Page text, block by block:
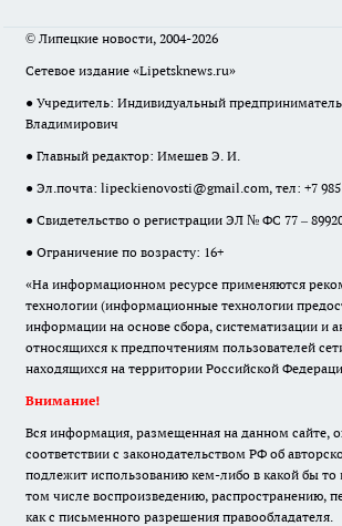
© Липецкие новости, 2004-2026
Сетевое издание «Lipetsknews.ru»
● Учредитель: Индивидуальный
Владимирович
● Главный редактор: Имешев Э. И.
● Эл.почта: lipeckienovosti@gmail.com, тел: +7
● Свидетельство о регистрации ЭЛ № ФС 77 – 89920
● Ограничение по возрасту: 16+
«На информационном ресурсе применяются
технологии (информационные технологии
информации на основе сбора, систематизации и
относящихся к предпочтениям пользователей
находящихся на территории Российской
Внимание!
Вся информация, размещенная на данном сайте,
соответствии с законодательством РФ об
подлежит использованию кем-либо в какой бы
том числе воспроизведению, распространению,
как с письменного разрешения правообладателя.